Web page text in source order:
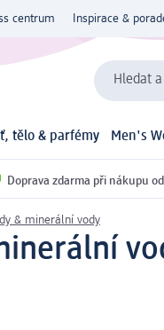
centrum Inspirace &
Hledat
tělo & parfémy Men's
Doprava zdarma při nákupu od
& minerální vody